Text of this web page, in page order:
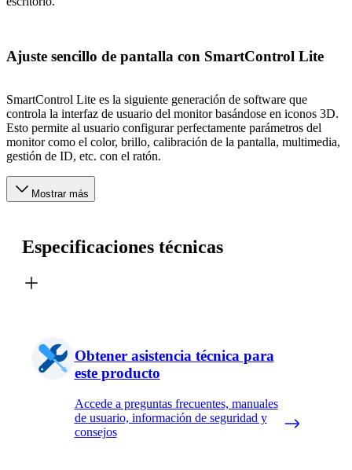
Ajuste sencillo de pantalla con SmartControl Lite
SmartControl Lite es la siguiente generación de software que
controla la interfaz de usuario del monitor basándose en iconos 3D.
Esto permite al usuario configurar perfectamente parámetros del
monitor como el color, brillo, calibración de la pantalla, multimedia,
gestión de ID, etc. con el ratón.
Mostrar más
Especificaciones técnicas
Obtener asistencia técnica para
este producto
Accede a preguntas frecuentes, manuales
de usuario, información de seguridad y
consejos